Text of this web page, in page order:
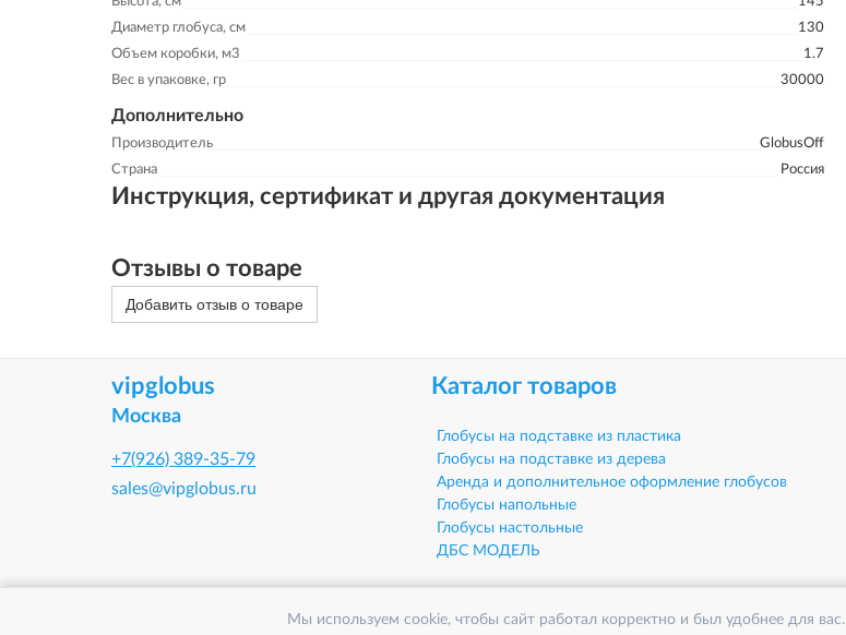
Мы используем cookie, чтобы сайт работал корректно и был удобнее для вас.
Диаметр глобуса, см
130
Объем коробки, м3
1.7
Вес в упаковке, гр
30000
Дополнительно
Производитель
GlobusOff
Страна
Россия
Инструкция, сертификат и другая документация
Отзывы о товаре
Добавить отзыв о товаре
vipglobus
Москва
+7(926) 389-35-79
sales@vipglobus.ru
Каталог товаров
Глобусы на подставке из пластика
Глобусы на подставке из дерева
Аренда и дополнительное оформление глобусов
Глобусы напольные
Глобусы настольные
ДБС МОДЕЛЬ